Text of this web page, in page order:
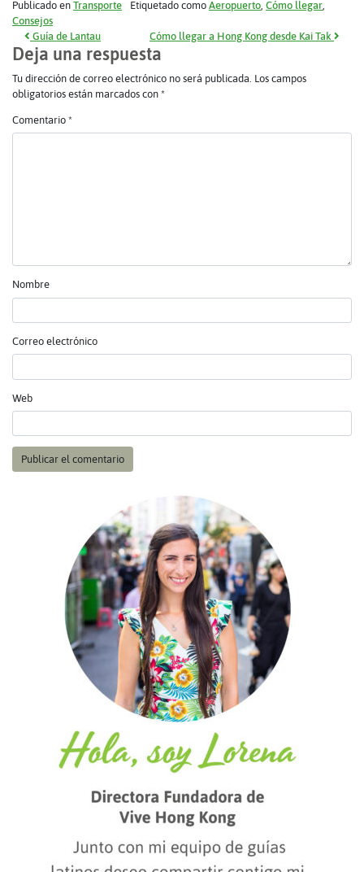
Publicado en Transporte Etiquetado como Aeropuerto, Cómo llegar,
Consejos
Navegación de entradas
Guía de Lantau Cómo llegar a Hong Kong desde Kai Tak
Deja una respuesta
Tu dirección de correo electrónico no será publicada. Los campos
obligatorios están marcados con *
Comentario *
Nombre
Correo electrónico
Web